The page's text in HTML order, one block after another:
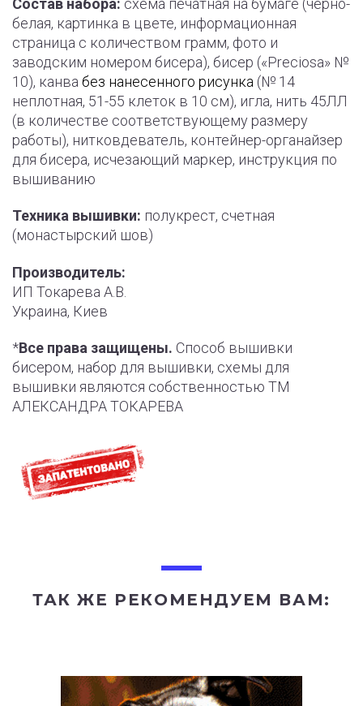
белая, картинка в цвете, информационная
страница с количеством грамм, фото и
заводским номером бисера), бисер («Preciosa» №
10), канва без нанесенного рисунка (№ 14
неплотная, 51-55 клеток в 10 см), игла, нить 45ЛЛ
(в количестве соответствующему размеру
работы), нитковдеватель, контейнер-органайзер
для бисера, исчезающий маркер, инструкция по
вышиванию
Техника вышивки: полукрест, счетная
(монастырский шов)
Производитель:
ИП Токарева А.В.
Украина, Киев
*Все права защищены. Способ вышивки
бисером, набор для вышивки, схемы для
вышивки являются собственностью ТМ
АЛЕКСАНДРА ТОКАРЕВА
ТАК ЖЕ РЕКОМЕНДУЕМ ВАМ: